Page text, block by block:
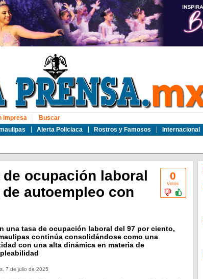
Alerta Policiaca Rostros y Famosos Internacional
Impresa Buscar
0
Votos
ocupación laboral
autoempleo con
una tasa de ocupación laboral del 97 por ciento,
continúa consolidándose como una
con una alta dinámica en materia de
7 de julio de 2025